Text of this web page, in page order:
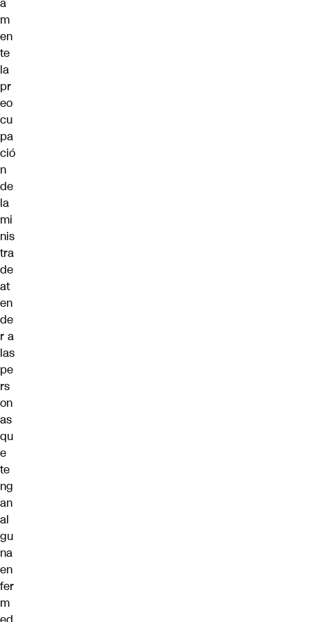
m
en
te
la
pr
eo
cu
pa
ció
n
de
la
mi
nis
tra
de
at
en
de
r a
las
pe
rs
on
as
qu
e
te
ng
an
al
gu
na
en
fer
m